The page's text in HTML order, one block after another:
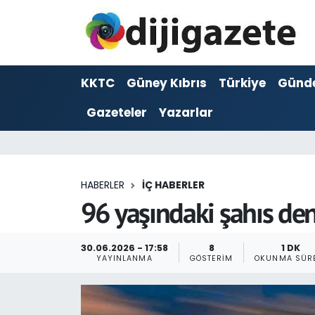
KKTC Güney Kıbrıs Türkiye
Gazeteler
Yazarlar
HABERLER İÇ HABERLER
96 yaşındaki şahıs
30.06.2026 - 17:58
YAYINLANMA
8
GÖSTERIM
1 DK
OKUNMA
ADVERTORIAL
Dijigazete
Güncel
Hava Durumu
Trafik Durumu
Son Dakika Haberleri